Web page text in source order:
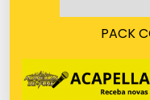
PACK